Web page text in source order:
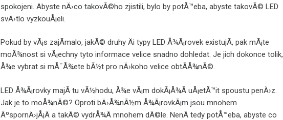
spokojeni. Abyste nÄ›co takovÃ©ho zjistili, bylo by potÅ™eba, abyste takovÃ© LED
svÄ›tlo vyzkouÅ¡eli.
Pokud by vÃ¡s zajÃ­malo, jakÃ© druhy Äi typy LED Å¾Ã¡rovek existujÃ­, pak mÃ¡te
moÅ¾nost si vÅ¡echny tyto informace velice snadno dohledat. Je jich dokonce tolik,
Å¾e vybrat si mÅ¯Å¾ete bÃ½t pro nÄ›koho velice obtÃ­Å¾nÃ©.
LED Å¾Ã¡rovky majÃ­ tu vÃ½hodu, Å¾e vÃ¡m dokÃ¡Å¾Ã­ uÅ¡etÅ™it spoustu penÄ›z.
Jak je to moÅ¾nÃ©? Oproti bÄ›Å¾nÃ½m Å¾Ã¡rovkÃ¡m jsou mnohem
ÃºspornÄ›jÅ¡Ã­ a takÃ© vydrÅ¾Ã­ mnohem dÃ©le. NenÃ­ tedy potÅ™eba, abyste co